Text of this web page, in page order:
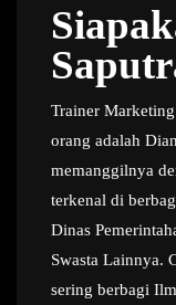
Trainer
orang adalah
memanggilnya
terkenal di
Dinas
Swasta Lainnya.
sering berbagi